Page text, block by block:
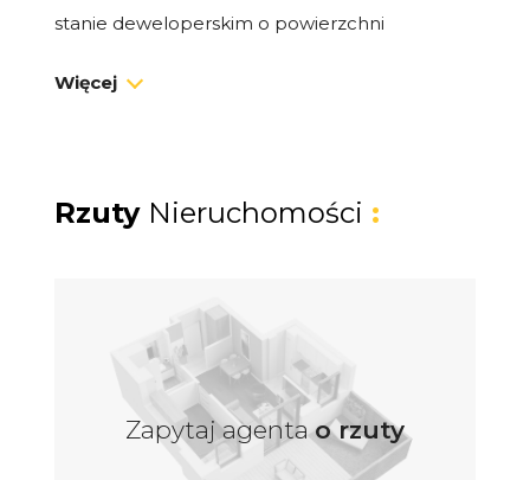
stanie deweloperskim o powierzchni
usytuowany w malowniczej miejscowości
Nieruchomość znajduje się na działce o
możliwości aranżacyjnych - idealna przestrzeń
na ogród lub plac zabaw dla dzieci.
Układ pomieszczeń:
Więcej
Rzuty Nieruchomości :
Zapytaj agentao rzuty